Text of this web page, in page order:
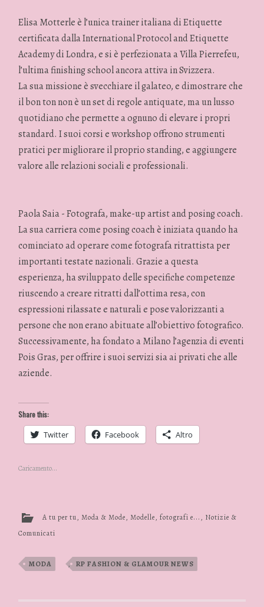
Elisa Motterle è l’unica trainer italiana di Etiquette
certificata dalla International Protocol and Etiquette
Academy di Londra, e si è perfezionata a Villa Pierrefeu,
l’ultima finishing school ancora attiva in Svizzera.
La sua missione è svecchiare il galateo, e dimostrare che
il bon ton non è un set di regole antiquate, ma un lusso
quotidiano che permette a ognuno di elevare i propri
standard. I suoi corsi e workshop offrono strumenti
pratici per migliorare il proprio standing, e aggiungere
valore alle relazioni sociali e professionali.
Paola Saia - Fotografa, make-up artist and posing coach.
La sua carriera come posing coach è iniziata quando ha
cominciato ad operare come fotografa ritrattista per
importanti testate nazionali. Grazie a questa
esperienza, ha sviluppato delle specifiche competenze
riuscendo a creare ritratti dall’ottima resa, con
espressioni rilassate e naturali e pose valorizzanti a
persone che non erano abituate all’obiettivo fotografico.
Successivamente, ha fondato a Milano l’agenzia di eventi
Pois Gras, per offrire i suoi servizi sia ai privati che alle
aziende.
Share this:
Twitter Facebook Altro
Caricamento...
A tu per tu, Moda & Mode, Modelle, fotografi e..., Notizie &
Comunicati
MODA , RP FASHION & GLAMOUR NEWS